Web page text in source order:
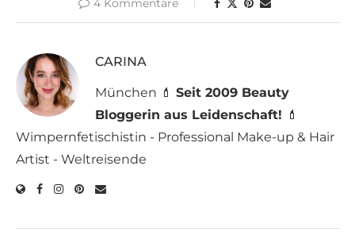
CARINA
München 💄 Seit 2009 Beauty
Bloggerin aus Leidenschaft! 💄
Wimpernfetischistin - Professional Make-up & Hair
Artist - Weltreisende